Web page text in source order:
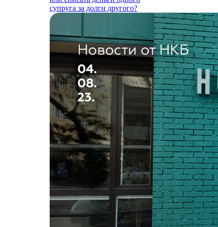
супруга за долги другого?